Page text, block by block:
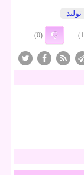
تولید
(0)